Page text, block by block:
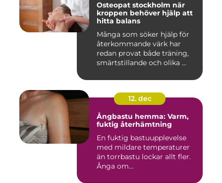
Osteopat stockholm när
kroppen behöver hjälp att
hitta balans
Många som söker hjälp för
återkommande värk har
redan provat både träning,
smärtstillande och olika ...
12. dec
Ångbastu hemma: Varm,
fuktig återhämtning
En fuktig bastuupplevelse
med mildare temperaturer
än torrbastu lockar allt fler.
Ånga om...